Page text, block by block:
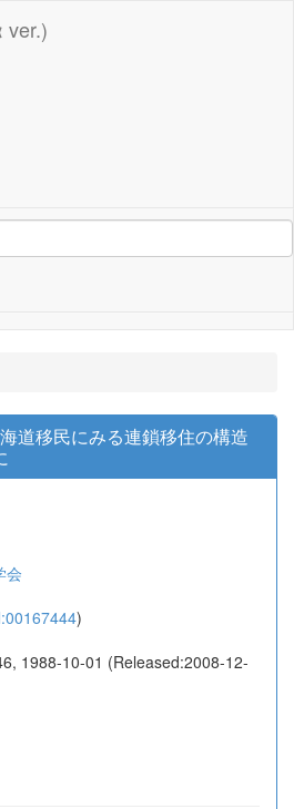
ver.)
道移民にみる連鎖移住の構造
会
)
1988-10-01 (Released:2008-12-